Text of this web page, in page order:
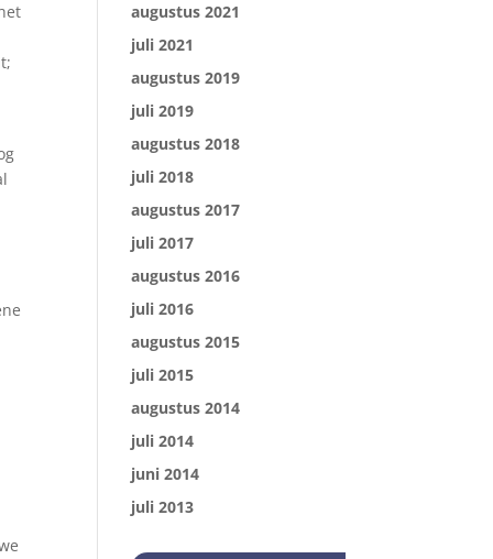
augustus 2021
juli 2021
augustus 2019
juli 2019
augustus 2018
juli 2018
augustus 2017
juli 2017
augustus 2016
juli 2016
augustus 2015
juli 2015
augustus 2014
juli 2014
juni 2014
juli 2013